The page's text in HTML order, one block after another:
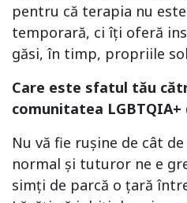
pentru că terapia nu
temporară, ci îți oferă
găsi, în timp, propriile
Care este sfatul tău
comunitatea LGBTQIA+
Nu vă fie rușine de cât
normal și tuturor ne e
simți de parcă o țară